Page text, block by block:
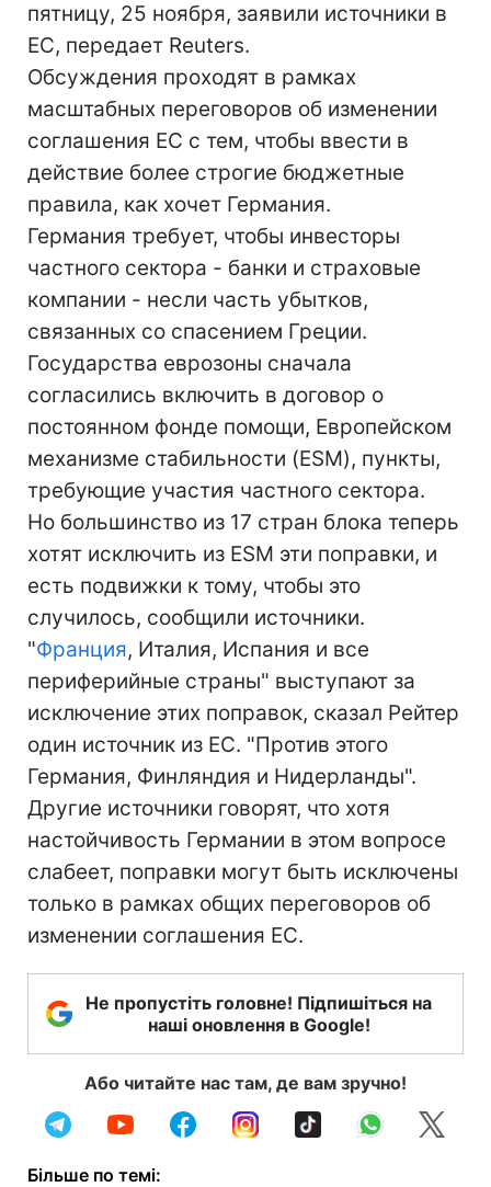
пятницу, 25 ноября, заявили источники в
ЕС, передает Reuters.
Обсуждения проходят в рамках
масштабных переговоров об изменении
соглашения ЕС с тем, чтобы ввести в
действие более строгие бюджетные
правила, как хочет Германия.
Германия требует, чтобы инвесторы
частного сектора - банки и страховые
компании - несли часть убытков,
связанных со спасением Греции.
Государства еврозоны сначала
согласились включить в договор о
постоянном фонде помощи, Европейском
механизме стабильности (ESM), пункты,
требующие участия частного сектора.
Но большинство из 17 стран блока теперь
хотят исключить из ESM эти поправки, и
есть подвижки к тому, чтобы это
случилось, сообщили источники.
"Франция, Италия, Испания и все
периферийные страны" выступают за
исключение этих поправок, сказал Рейтер
один источник из ЕС. "Против этого
Германия, Финляндия и Нидерланды".
Другие источники говорят, что хотя
настойчивость Германии в этом вопросе
слабеет, поправки могут быть исключены
только в рамках общих переговоров об
изменении соглашения ЕС.
Не пропустіть головне! Підпишіться на
наші оновлення в Google!
Або читайте нас там, де вам зручно!
Більше по темі: